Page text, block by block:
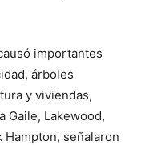
importantes
árboles
y viviendas,
Gaile, Lakewood,
señalaron